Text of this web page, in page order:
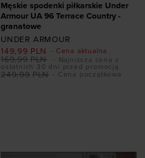
Męskie spodenki piłkarskie Under
Armour UA 96 Terrace Country -
granatowe
UNDER ARMOUR
- Cena aktualna
149,99 PLN
- Cena początkowa
249,99 PLN
169,99 PLN
- Najniższa cena z
ostatnich 30 dni przed promocją